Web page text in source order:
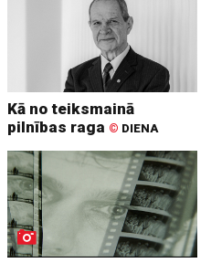
Kā no teiksmainā
pilnības raga © DIENA